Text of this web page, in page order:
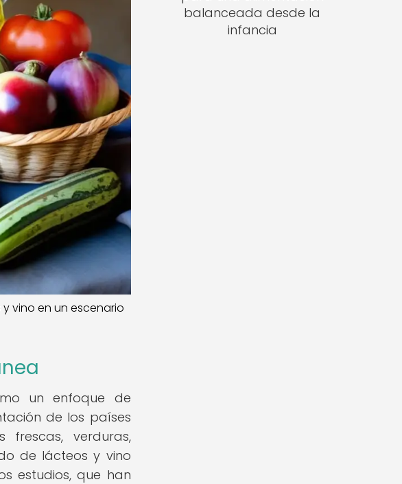
vino en un escenario
un enfoque de
de los países
verduras,
de lácteos y vino
estudios, que han
balanceada desde la
infancia